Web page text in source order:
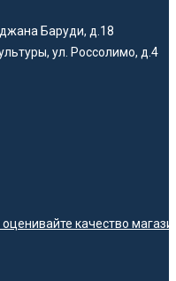
Баруди, д.18
ул. Россолимо, д.4